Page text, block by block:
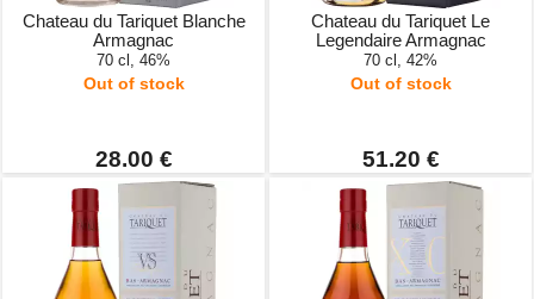
Chateau du Tariquet Blanche
Armagnac
70 cl, 46%
Out of stock
28.00 €
Chateau du Tariquet Le
Legendaire Armagnac
70 cl, 42%
Out of stock
51.20 €